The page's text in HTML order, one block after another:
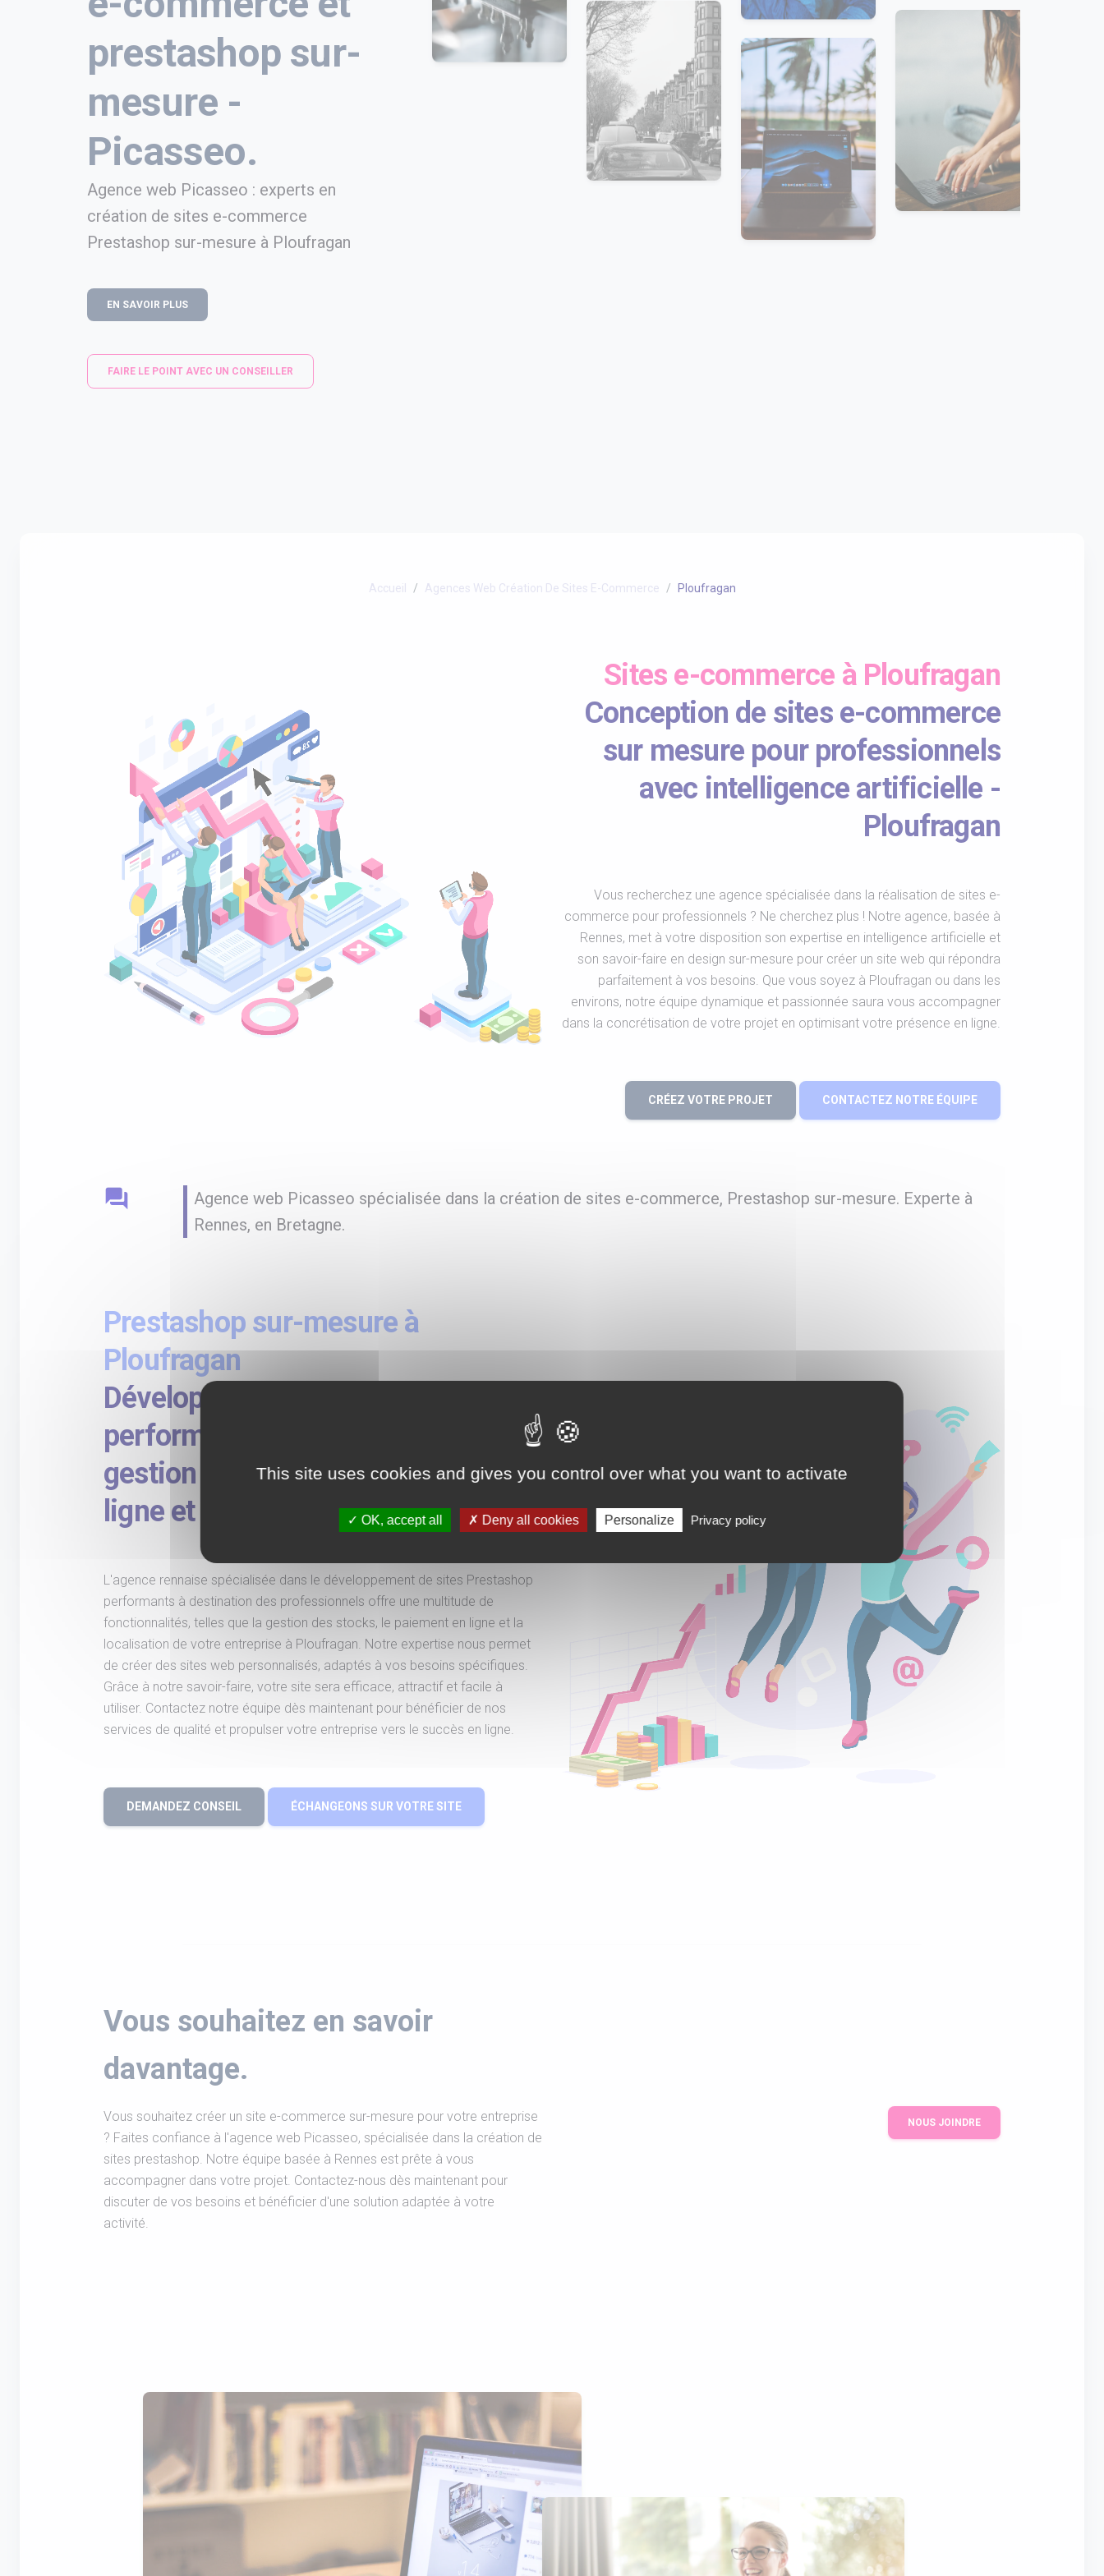
prestashop sur-
mesure -
Picasseo.
Agence web Picasseo : experts en
création de sites e-commerce
Prestashop sur-mesure à Ploufragan
EN SAVOIR PLUS
FAIRE LE POINT AVEC UN CONSEILLER
Accueil Agences Web Création De Sites E-Commerce Ploufragan
Sites e-commerce à Ploufragan
Conception de sites e-commerce
sur mesure pour professionnels
avec intelligence artificielle -
Ploufragan
Vous recherchez une agence spécialisée dans la réalisation de sites e-
commerce pour professionnels ? Ne cherchez plus ! Notre agence, basée à
Rennes, met à votre disposition son expertise en intelligence artificielle et
son savoir-faire en design sur-mesure pour créer un site web qui répondra
parfaitement à vos besoins. Que vous soyez à Ploufragan ou dans les
environs, notre équipe dynamique et passionnée saura vous accompagner
dans la concrétisation de votre projet en optimisant votre présence en ligne.
CRÉEZ VOTRE PROJET CONTACTEZ NOTRE ÉQUIPE
question_answer
Agence web Picasseo spécialisée dans la création de sites e-commerce, Prestashop sur-mesure. Experte à
Rennes, en Bretagne.
Prestashop sur-mesure à
Ploufragan
Développement de site Prestashop
performant pour professionnels :
gestion des stocks, paiement en
ligne et localisation
L'agence rennaise spécialisée dans le développement de sites Prestashop
performants à destination des professionnels offre une multitude de
fonctionnalités, telles que la gestion des stocks, le paiement en ligne et la
localisation de votre entreprise à Ploufragan. Notre expertise nous permet
de créer des sites web personnalisés, adaptés à vos besoins spécifiques.
Grâce à notre savoir-faire, votre site sera efficace, attractif et facile à
utiliser. Contactez notre équipe dès maintenant pour bénéficier de nos
services de qualité et propulser votre entreprise vers le succès en ligne.
DEMANDEZ CONSEIL ÉCHANGEONS SUR VOTRE SITE
Vous souhaitez en savoir
davantage.
Vous souhaitez créer un site e-commerce sur-mesure pour votre entreprise
? Faites confiance à l'agence web Picasseo, spécialisée dans la création de
sites prestashop. Notre équipe basée à Rennes est prête à vous
accompagner dans votre projet. Contactez-nous dès maintenant pour
discuter de vos besoins et bénéficier d'une solution adaptée à votre
activité.
NOUS JOINDRE
This site uses cookies and gives you control over what you want to activate
OK, accept all Deny all cookies Personalize Privacy policy